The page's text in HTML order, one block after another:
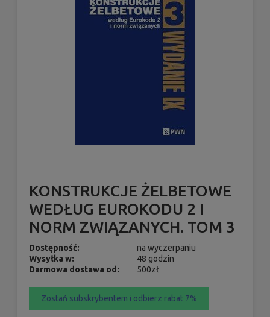
KONSTRUKCJE ŻELBETOWE
WEDŁUG EUROKODU 2 I
NORM ZWIĄZANYCH. TOM 3
Dostępność:
na wyczerpaniu
Wysyłka w:
48 godzin
Darmowa dostawa od:
500zł
Zostań subskrybentem i odbierz rabat 7%